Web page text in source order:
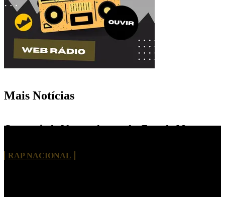
Mais Notícias
Com mais de 30 anos de estrada, Face da Morte
RAP NACIONAL